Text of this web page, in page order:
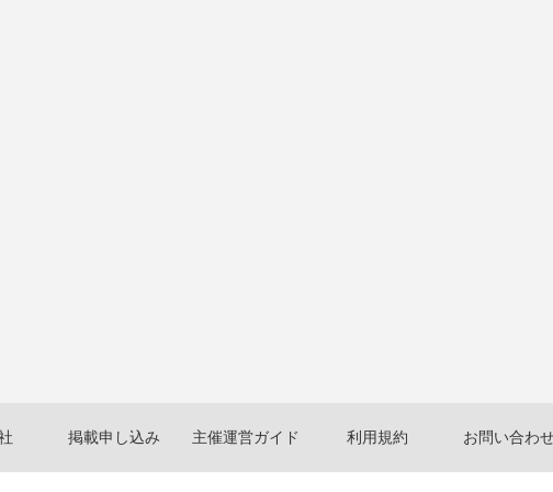
掲載申し込み 主催運営ガイド 利用規約 お問い合わ